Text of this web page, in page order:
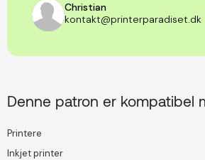
Christian
kontakt@printerparadiset.dk
Denne patron er kompatibel
Printere
Inkjet printer